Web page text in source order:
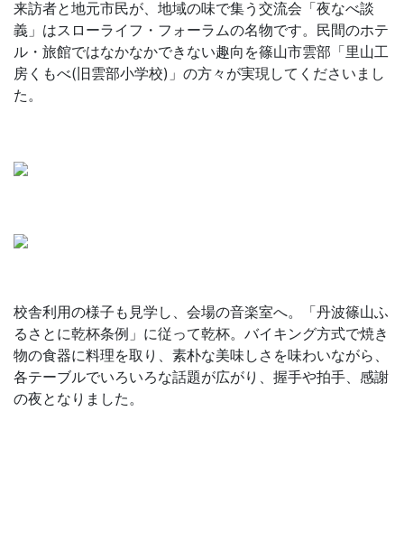
来訪者と地元市民が、地域の味で集う交流会「夜なべ談
義」はスローライフ・フォーラムの名物です。民間のホテ
ル・旅館ではなかなかできない趣向を篠山市雲部「里山工
房くもべ(旧雲部小学校)」の方々が実現してくださいまし
た。
校舎利用の様子も見学し、会場の音楽室へ。「丹波篠山ふ
るさとに乾杯条例」に従って乾杯。バイキング方式で焼き
物の食器に料理を取り、素朴な美味しさを味わいながら、
各テーブルでいろいろな話題が広がり、握手や拍手、感謝
の夜となりました。